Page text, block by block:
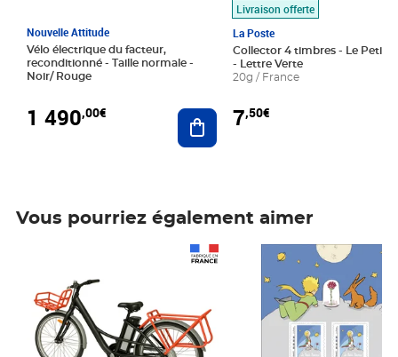
Nouvelle Attitude
Vélo électrique du facteur,
reconditionné - Taille normale -
Noir/ Rouge
1 490,00€ Ajouter au panier
Livraison offerte
La Poste
Collector 4 timbres - Le Petit
- Lettre Verte
20g / France
7,50€
Vous pourriez également aimer
Prix 7,50€